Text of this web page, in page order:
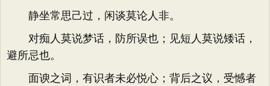
静坐常思己过，闲谈莫论人非。
对痴人莫说梦话，防所误也；见短人莫说矮话，
避所忌也。
面谀之词，有识者未必悦心；背后之议，受憾者